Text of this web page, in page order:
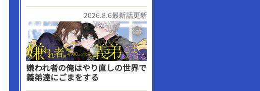
2026.8.6最新話更新
嫌われ者の俺はやり直しの世界で
義弟達にごまをする